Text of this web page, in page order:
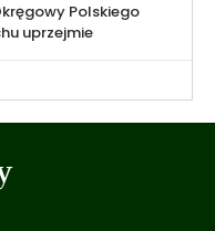
Polskiego
uprzejmie